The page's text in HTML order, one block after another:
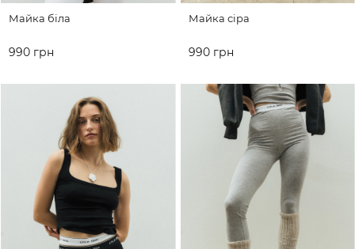
Майка біла
990 грн
ДО КОШИКА
Майка сіра
990 грн
ДО КОШИКА